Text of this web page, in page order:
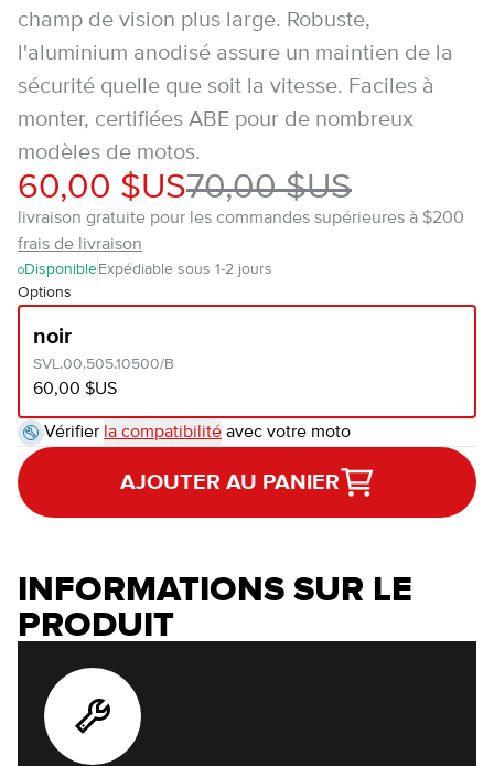
champ de vision plus large. Robuste,
l'aluminium anodisé assure un maintien de la
sécurité quelle que soit la vitesse. Faciles à
monter, certifiées ABE pour de nombreux
modèles de motos.
60,00 $US70,00 $US
livraison gratuite pour les commandes supérieures à $200
frais de livraison
Disponible Expédiable sous 1-2 jours
Options
noir
SVL.00.505.10500/B
60,00 $US
Vérifier la compatibilité avec votre moto
AJOUTER AU PANIER
INFORMATIONS SUR LE
PRODUIT